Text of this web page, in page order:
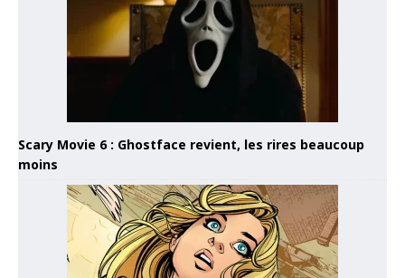
Scary Movie 6 : Ghostface revient, les rires beaucoup
moins